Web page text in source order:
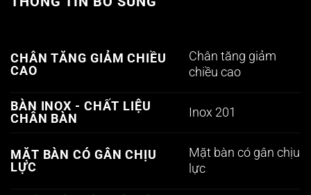
CHÂN TĂNG GIẢM CHIỀU
CAO
Chân tăng giảm
chiều cao
BÀN INOX - CHẤT LIỆU
CHÂN BÀN
Inox 201
MẶT BÀN CÓ GÂN CHỊU
LỰC
Mặt bàn có gân chịu
lực